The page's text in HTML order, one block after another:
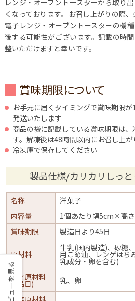
レンジ・オーブントースターから取り
くなっております。お召し上がりの際、
電子レンジ・オーブントースターの機
後する可能性がございます。記載の時
整いただけますと幸いです。
賞味期限について
お手元に届くタイミングで賞味期限
発送いたします
商品の袋に記載している賞味期限は
す。解凍後は48時間以内にお召し上が
冷凍庫で保存してください
製品仕様/カリカリしっ
名称
洋菓子
内容量
1個あたり幅5cm×高
賞味期限
製造日より45日
原材料
牛乳(国内製造)、砂糖
用こめ油、レンゲはち
乳成分・卵を含む)
特定原材料
(8品目)
乳、卵
レビューを見る